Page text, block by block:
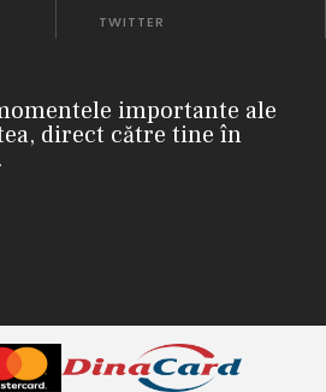
TWITTER
importante ale
direct către tine în